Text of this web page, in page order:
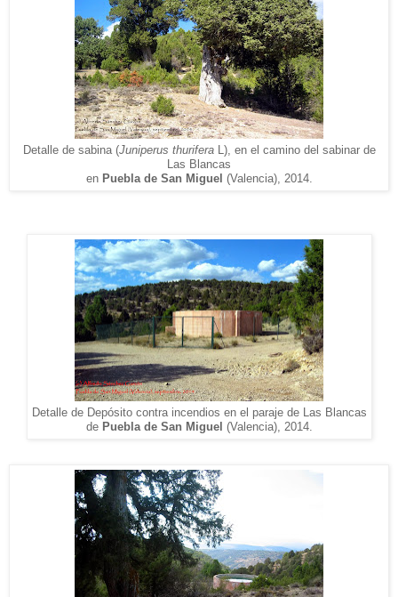
Detalle de sabina (Juniperus thuriferaL), en el camino del sabinar de
Las Blancas
en Puebla de San Miguel (Valencia), 2014.
Detalle de Depósito contra incendios en el paraje de Las Blancas
de Puebla de San Miguel (Valencia), 2014.